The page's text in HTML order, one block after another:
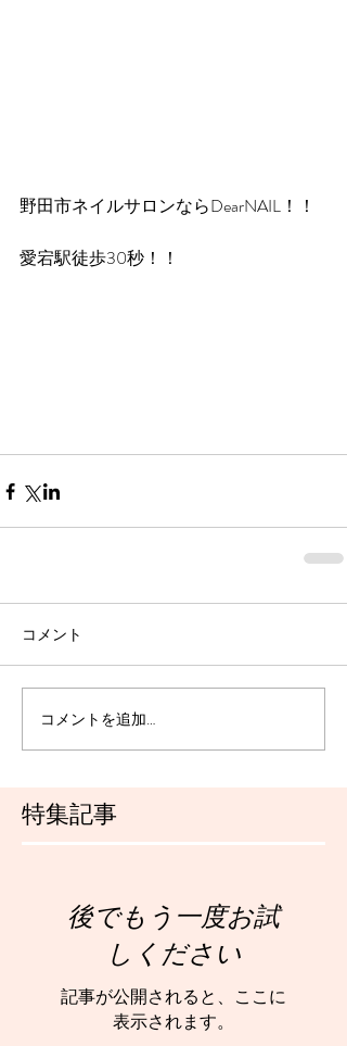
特集記事
野田市ネイルサロンならDearNAIL！！
愛宕駅徒歩30秒！！
コメント
コメントを追加…
後でもう一度お試
しください
記事が公開されると、ここに
表示されます。